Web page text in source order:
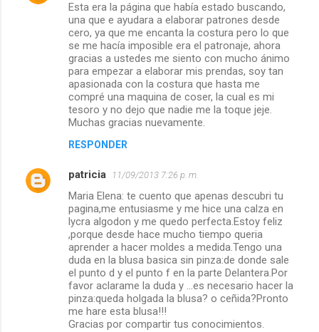
Esta era la página que había estado buscando,
una que e ayudara a elaborar patrones desde
cero, ya que me encanta la costura pero lo que
se me hacía imposible era el patronaje, ahora
gracias a ustedes me siento con mucho ánimo
para empezar a elaborar mis prendas, soy tan
apasionada con la costura que hasta me
compré una maquina de coser, la cual es mi
tesoro y no dejo que nadie me la toque jeje.
Muchas gracias nuevamente.
RESPONDER
patricia 11/09/2013 7:26 p. m.
Maria Elena: te cuento que apenas descubri tu
pagina,me entusiasme y me hice una calza en
lycra algodon y me quedo perfecta.Estoy feliz
,porque desde hace mucho tiempo queria
aprender a hacer moldes a medida.Tengo una
duda en la blusa basica sin pinza:de donde sale
el punto d y el punto f en la parte Delantera.Por
favor aclarame la duda y ...es necesario hacer la
pinza:queda holgada la blusa? o ceñida?Pronto
me hare esta blusa!!!
Gracias por compartir tus conocimientos.